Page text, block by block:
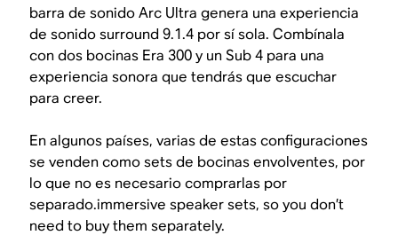
barra de sonido Arc Ultra genera una experiencia
de sonido surround 9.1.4 por sí sola. Combínala
con dos bocinas Era 300 y un Sub 4 para una
experiencia sonora que tendrás que escuchar
para creer.
En algunos países, varias de estas configuraciones
se venden como sets de bocinas envolventes, por
lo que no es necesario comprarlas por
separado.immersive speaker sets, so you don’t
need to buy them separately.